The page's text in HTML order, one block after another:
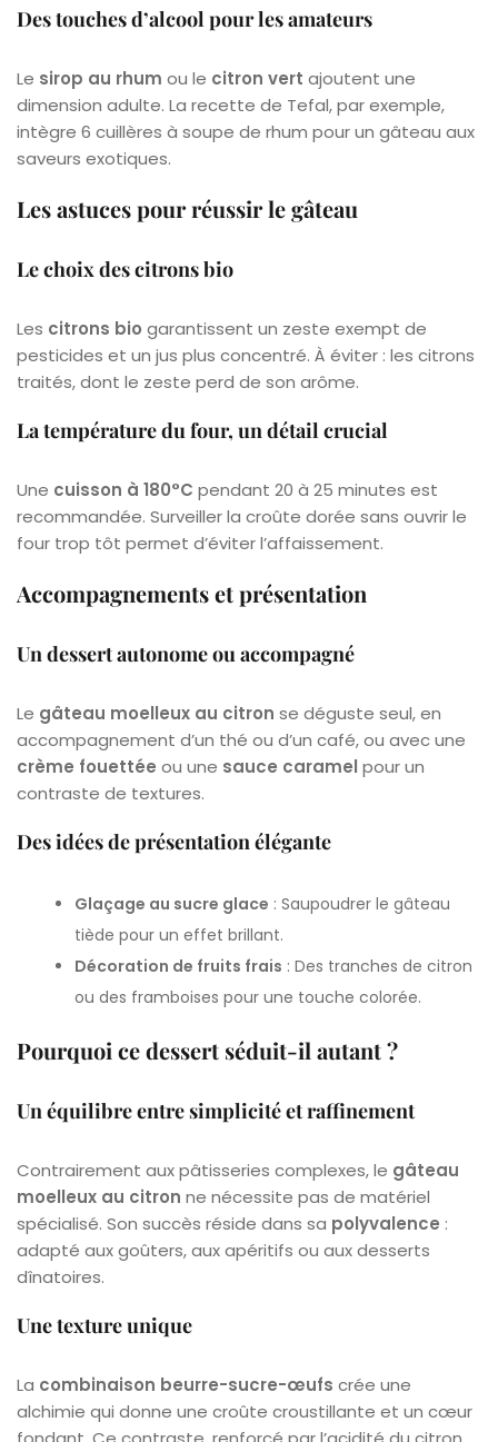
Des touches d’alcool pour les amateurs
Le sirop au rhum ou le citron vert ajoutent une
dimension adulte. La recette de Tefal, par exemple,
intègre 6 cuillères à soupe de rhum pour un gâteau aux
saveurs exotiques.
Les astuces pour réussir le gâteau
Le choix des citrons bio
Les citrons bio garantissent un zeste exempt de
pesticides et un jus plus concentré. À éviter : les citrons
traités, dont le zeste perd de son arôme.
La température du four, un détail crucial
Une cuisson à 180°C pendant 20 à 25 minutes est
recommandée. Surveiller la croûte dorée sans ouvrir le
four trop tôt permet d’éviter l’affaissement.
Accompagnements et présentation
Un dessert autonome ou accompagné
Le gâteau moelleux au citron se déguste seul, en
accompagnement d’un thé ou d’un café, ou avec une
crème fouettée ou une sauce caramel pour un
contraste de textures.
Des idées de présentation élégante
Glaçage au sucre glace : Saupoudrer le gâteau
tiède pour un effet brillant.
Décoration de fruits frais : Des tranches de citron
ou des framboises pour une touche colorée.
Pourquoi ce dessert séduit-il autant ?
Un équilibre entre simplicité et raffinement
Contrairement aux pâtisseries complexes, le gâteau
moelleux au citron ne nécessite pas de matériel
spécialisé. Son succès réside dans sa polyvalence :
adapté aux goûters, aux apéritifs ou aux desserts
dînatoires.
Une texture unique
La combinaison beurre-sucre-œufs crée une
alchimie qui donne une croûte croustillante et un cœur